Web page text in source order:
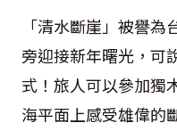
「清水斷崖」被譽
旁迎接新年曙光，可
式！旅人可以參加獨
海平面上感受雄偉的